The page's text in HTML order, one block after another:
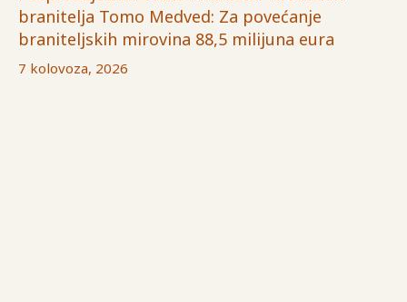
branitelja Tomo Medved: Za povećanje
braniteljskih mirovina 88,5 milijuna eura
7 kolovoza, 2026